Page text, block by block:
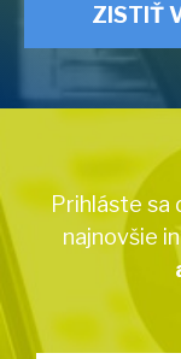
ZISTIŤ
Prihláste sa
najnovšie